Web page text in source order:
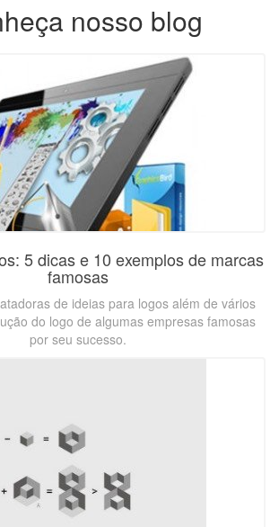
nosso blog
5 dicas e 10 exemplos de marcas
famosas
de ideias para logos além de vários
do logo de algumas empresas famosas
por seu sucesso.